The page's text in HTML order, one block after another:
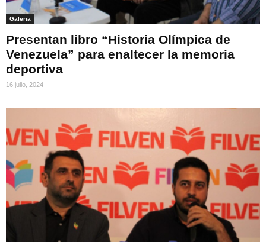
Galeria
Presentan libro “Historia Olímpica de
Venezuela” para enaltecer la memoria
deportiva
16 julio, 2024